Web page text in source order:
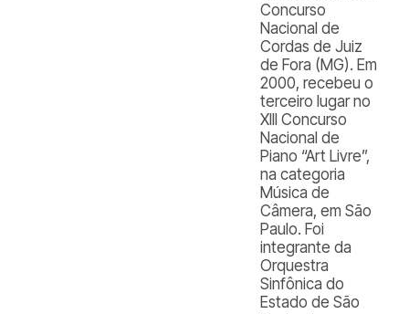
Concurso
Nacional de
Cordas de Juiz
de Fora (MG). Em
2000, recebeu o
terceiro lugar no
XIII Concurso
Nacional de
Piano “Art Livre”,
na categoria
Música de
Câmera, em São
Paulo. Foi
integrante da
Orquestra
Sinfônica do
Estado de São